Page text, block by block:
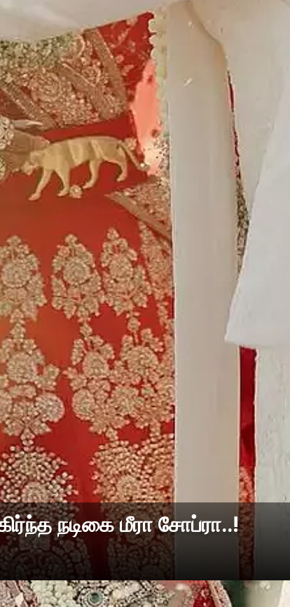
நடிகை மீரா சோப்ரா..!